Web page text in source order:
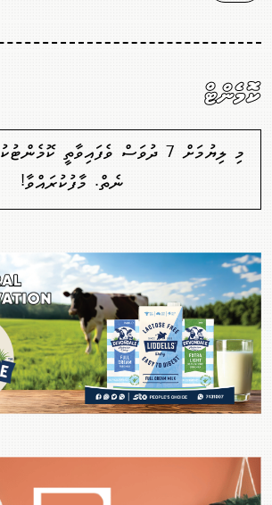
ކޮމެންޓް
މި ލިޔުމަށް 7 ދުވަސް ވެފައިވާތީ
ނެތް. މާފުކުރައްވާ!